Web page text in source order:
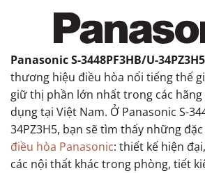
Panasonic S-3448PF3HB/U-34PZ3H5
thương hiệu điều hòa nổi tiếng thế
giữ thị phần lớn nhất trong các
dụng tại Việt Nam. Ở Panasonic S-
34PZ3H5, bạn sẽ tìm thấy những
điều hòa Panasonic: thiết kế hiện
các nội thất khác trong phòng, tiết